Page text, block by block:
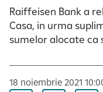
Raiffeisen Bank a
Casa, in urma
sumelor alocate ca
18 noiembrie 2021